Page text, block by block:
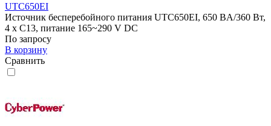
UTC650EI
Источник бесперебойного питания UTC650EI, 650 BA/360 Вт,
4 x C13, питание 165~290 V DC
По запросу
В корзину
Сравнить